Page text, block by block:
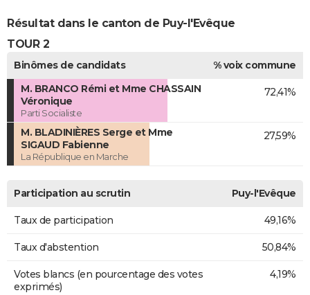
Résultat dans le canton de Puy-l'Evêque
TOUR 2
Binômes de candidats
% voix commune
M. BRANCO Rémi et Mme CHASSAIN
Véronique
Parti Socialiste
72,41%
M. BLADINIÈRES Serge et Mme
SIGAUD Fabienne
La République en Marche
27,59%
Participation au scrutin Puy-l'Evêque
Taux de participation 49,16%
Taux d'abstention 50,84%
Votes blancs (en pourcentage des votes
exprimés)
4,19%